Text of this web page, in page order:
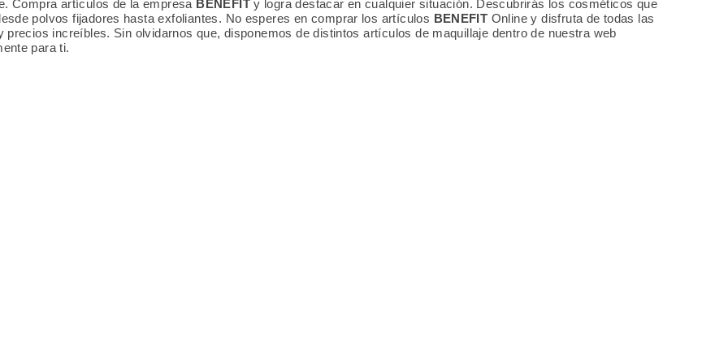
Compra artículos de la empresa BENEFITy logra destacar en cualquier situación. Descubrirás los cosméticos que
polvos fijadores hasta exfoliantes. No esperes en comprar los artículos BENEFIT Online y disfruta de todas las
precios increíbles. Sin olvidarnos que, disponemos de distintos artículos de maquillaje dentro de nuestra web
para ti.